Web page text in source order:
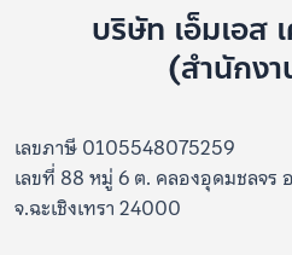
บริษัท เอ็มเอส
(สำนักง
เลขภาษี 0105548075259
เลขที่ 88 หมู่ 6 ต. คลองอุดมชลจร อ
จ.ฉะเชิงเทรา 24000